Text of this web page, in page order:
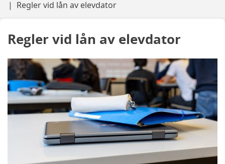
Regler vid lån av elevdator
Regler vid lån av elevdator